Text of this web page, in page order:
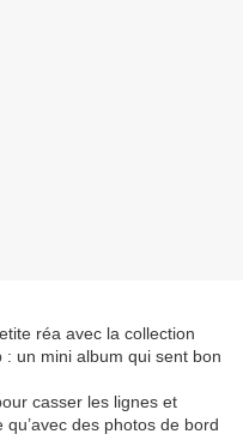
réa avec la collection
un mini album qui sent bon
casser les lignes et
des photos de bord